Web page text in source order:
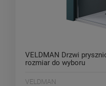
VELDMAN Drzwi
rozmiar do wyboru
VELDMAN